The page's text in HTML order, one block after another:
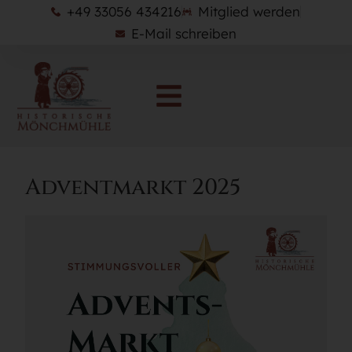
+49 33056 434216
Mitglied werden
E-Mail schreiben
Adventmarkt 2025